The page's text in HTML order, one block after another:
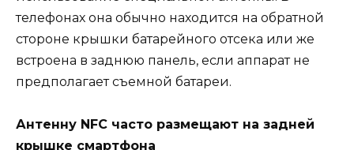
телефонах она обычно находится на обратной
стороне крышки батарейного отсека или же
встроена в заднюю панель, если аппарат не
предполагает съемной батареи.
Антенну NFC часто размещают на задней
крышке смартфона